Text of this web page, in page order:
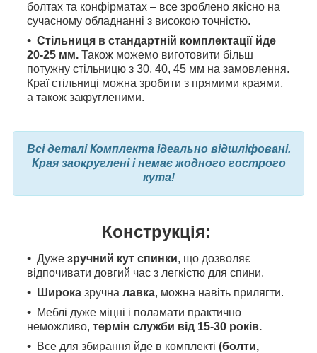
болтах та конфірматах – все зроблено якісно на
сучасному обладнанні з високою точністю.
Стільниця в стандартній комплектації йде
20-25 мм. Також можемо виготовити більш
потужну стільницю з 30, 40, 45 мм на замовлення.
Краї стільниці можна зробити з прямими краями,
а також закругленими.
Всі деталі Комплекта ідеально відшліфовані.
Края заокруглені і немає жодного гострого
кута!
Конструкція:
Дуже зручний кут спинки, що дозволяє
відпочивати довгий час з легкістю для спини.
Широка зручна лавка, можна навіть прилягти.
Меблі дуже міцні і поламати практично
неможливо, термін служби від 15-30 років.
Все для збирання йде в комплекті (болти,